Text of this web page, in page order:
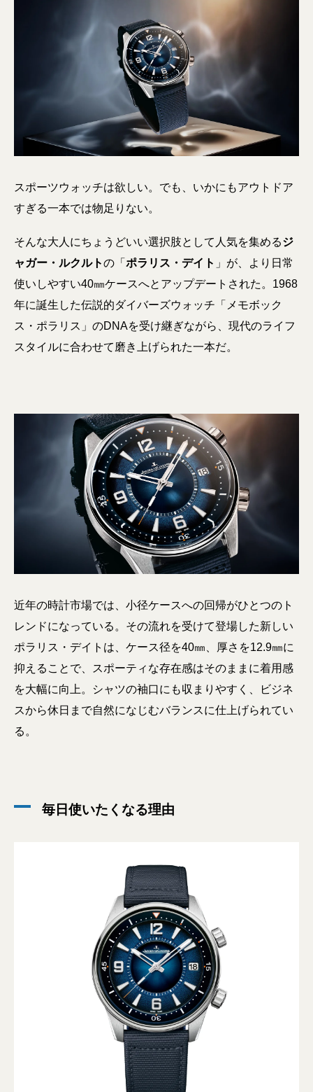
スポーツウォッチは欲しい。でも、いかにもアウトドア
すぎる一本では物足りない。
そんな大人にちょうどいい選択肢として人気を集めるジ
ャガー・ルクルトの「 ポラリス・デイト 」が、より日常
使いしやすい40㎜ケースへとアップデートされた。1968
年に誕生した伝説的ダイバーズウォッチ「メモボック
ス・ポラリス」のDNAを受け継ぎながら、現代のライフ
スタイルに合わせて磨き上げられた一本だ。
近年の時計市場では、小径ケースへの回帰がひとつのト
レンドになっている。その流れを受けて登場した新しい
ポラリス・デイトは、ケース径を40㎜、厚さを12.9㎜に
抑えることで、スポーティな存在感はそのままに着用感
を大幅に向上。シャツの袖口にも収まりやすく、ビジネ
スから休日まで自然になじむバランスに仕上げられてい
る。
毎日使いたくなる理由